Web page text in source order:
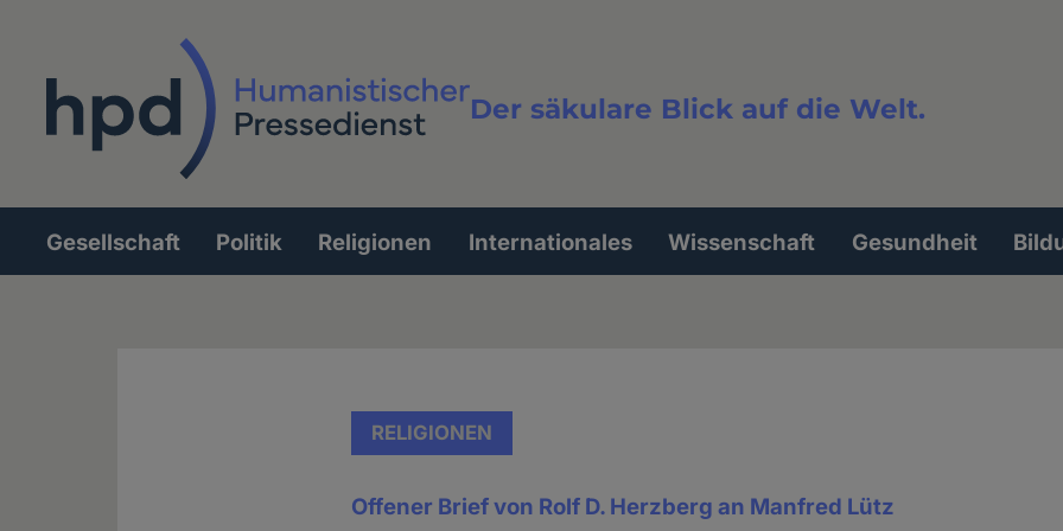
Der säkulare Blick auf die Welt.
Volltextsuche
Hauptnavigation
Gesellschaft Politik Religionen Internationales Wissenschaft Gesundheit
RELIGIONEN
Offener Brief von Rolf D. Herzberg an Manfred Lütz